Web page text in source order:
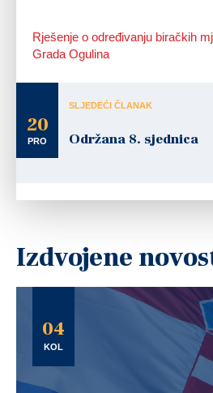
Rješenje o određivanju biračkih
Grada Ogulina
20
PRO
SLJEDEĆI ČLANAK
Održana 8. sjednica
Izdvojene
04
KOL